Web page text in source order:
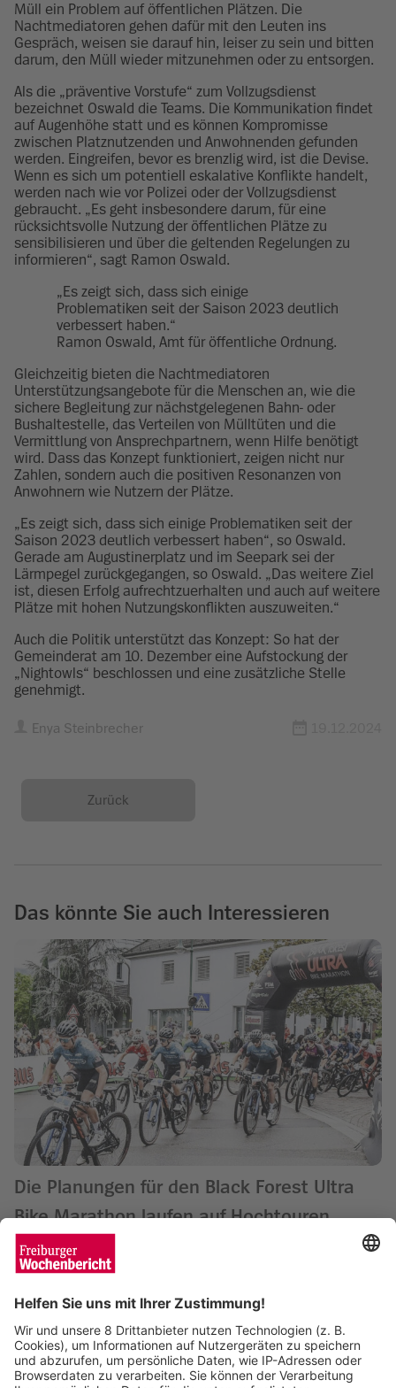
Müll ein Problem auf öffentlichen Plätzen. Die
Nachtmediatoren gehen dafür mit den Leuten ins
Gespräch, weisen sie darauf hin, leiser zu sein und bitten
darum, den Müll wieder mitzunehmen oder zu entsorgen.
Als die „präventive Vorstufe“ zum Vollzugsdienst
bezeichnet Oswald die Teams. Die Kommunikation findet
auf Augenhöhe statt und es können Kompromisse
zwischen Platznutzenden und Anwohnenden gefunden
werden. Eingreifen, bevor es brenzlig wird, ist die Devise.
Wenn es sich um potentiell eskalative Konflikte handelt,
werden nach wie vor Polizei oder der Vollzugsdienst
gebraucht. „Es geht insbesondere darum, für eine
rücksichtsvolle Nutzung der öffentlichen Plätze zu
sensibilisieren und über die geltenden Regelungen zu
informieren“, sagt Ramon Oswald.
„Es zeigt sich, dass sich einige
Problematiken seit der Saison 2023 deutlich
verbessert haben.“
Ramon Oswald, Amt für öffentliche Ordnung.
Gleichzeitig bieten die Nachtmediatoren
Unterstützungsangebote für die Menschen an, wie die
sichere Begleitung zur nächstgelegenen Bahn- oder
Bushaltestelle, das Verteilen von Mülltüten und die
Vermittlung von Ansprechpartnern, wenn Hilfe benötigt
wird. Dass das Konzept funktioniert, zeigen nicht nur
Zahlen, sondern auch die positiven Resonanzen von
Anwohnern wie Nutzern der Plätze.
„Es zeigt sich, dass sich einige Problematiken seit der
Saison 2023 deutlich verbessert haben“, so Oswald.
Gerade am Augustinerplatz und im Seepark sei der
Lärmpegel zurückgegangen, so Oswald. „Das weitere Ziel
ist, diesen Erfolg aufrechtzuerhalten und auch auf weitere
Plätze mit hohen Nutzungskonflikten auszuweiten.“
Auch die Politik unterstützt das Konzept: So hat der
Gemeinderat am 10. Dezember eine Aufstockung der
„Nightowls“ beschlossen und eine zusätzliche Stelle
genehmigt.
Enya Steinbrecher
Zurück
Das könnte Sie auch Interessieren
Die Planungen für den Black Forest Ultra
Bike Marathon laufen auf Hochtouren